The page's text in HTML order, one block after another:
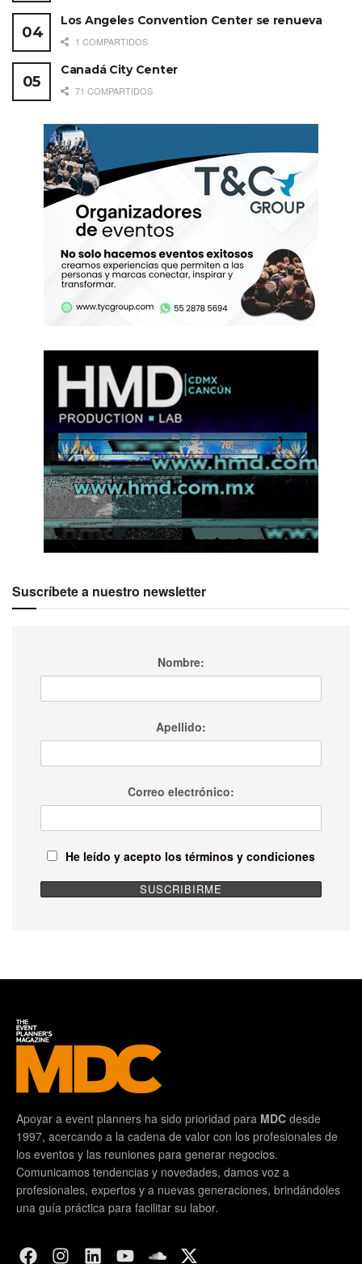
Los Angeles Convention Center se renueva
1 COMPARTIDOS
Canadá City Center
71 COMPARTIDOS
Suscríbete a nuestro newsletter
Nombre:
Apellido:
Correo electrónico:
He leído y acepto los términos y condiciones
Apoyar a event planners ha sido prioridad para MDC desde
1997, acercando a la cadena de valor con los profesionales de
los eventos y las reuniones para generar negocios.
Comunicamos tendencias y novedades, damos voz a
profesionales, expertos y a nuevas generaciones, brindándoles
una guía práctica para facilitar su labor.